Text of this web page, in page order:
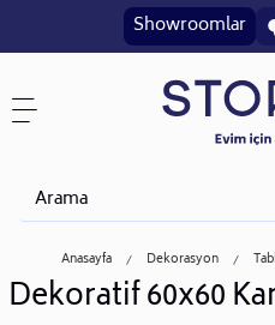
Showroomlar
Anasayfa Dekorasyon
Dekoratif 60x60